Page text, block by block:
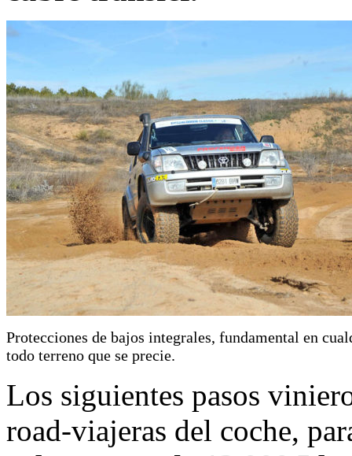
Protecciones de bajos integrales, fundamental en
todo terreno que se precie.
Los siguientes pasos
road-viajeras del coche,